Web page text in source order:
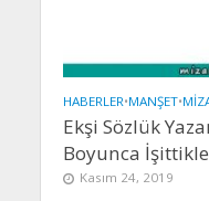
HABERLER•MANŞET•
Ekşi Sözlük
Boyunca
Kasım 24, 2019